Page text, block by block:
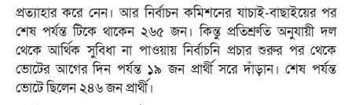
প্রত্যাহার করে নেন। আর নির্বাচন কমিশনের যাচাই-বাছাইয়ের পর
শেষ পর্যন্ত টিকে থাকেন ২৬৫ জন। কিন্তু প্রতিশ্রুতি অনুযায়ী দল
থেকে আর্থিক সুবিধা না পাওয়ায় নির্বাচনি প্রচার শুরুর পর থেকে
ভোটের আগের দিন পর্যন্ত ১৯ জন প্রার্থী সরে দাঁড়ান। শেষ পর্যন্ত
ভোটে ছিলেন ২৪৬ জন প্রার্থী।